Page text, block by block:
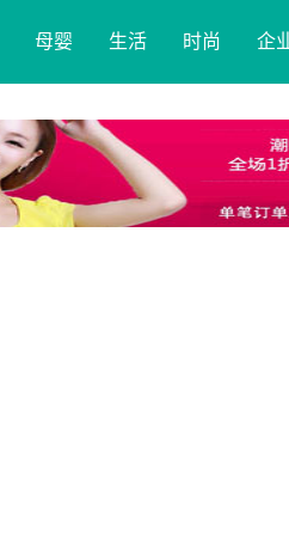
母婴 生活 时尚 企